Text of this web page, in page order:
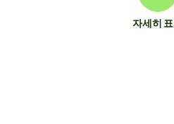
자세히